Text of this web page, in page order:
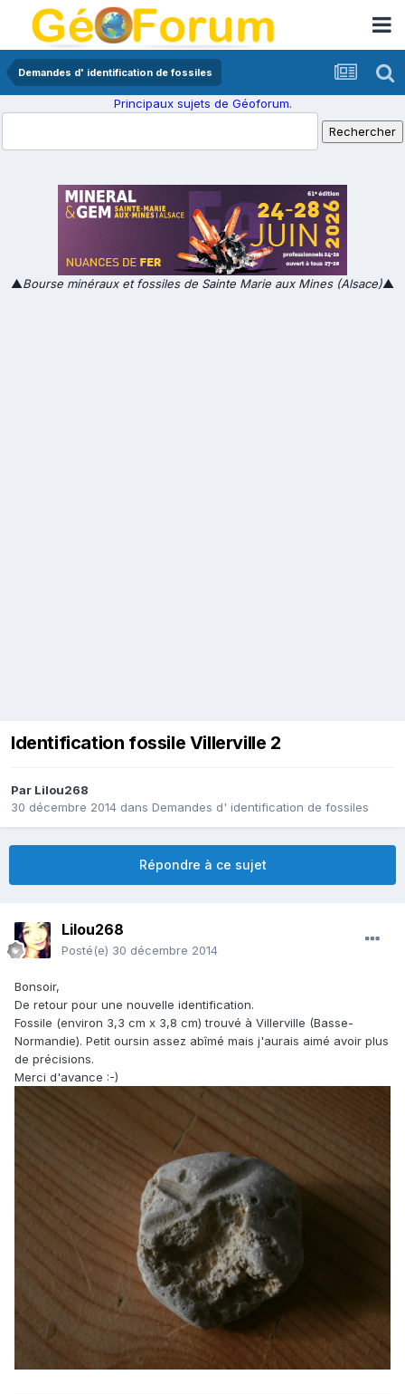
Demandes d' identification de fossiles
Principaux sujets de Géoforum.
▲Bourse minéraux et fossiles de Sainte Marie aux Mines (Alsace)▲
Identification fossile Villerville 2
Par Lilou268
30 décembre 2014 dans Demandes d' identification de fossiles
Répondre à ce sujet
Lilou268
Posté(e) 30 décembre 2014
Bonsoir,
De retour pour une nouvelle identification.
Fossile (environ 3,3 cm x 3,8 cm) trouvé à Villerville (Basse-
Normandie). Petit oursin assez abîmé mais j'aurais aimé avoir plus
de précisions.
Merci d'avance :-)